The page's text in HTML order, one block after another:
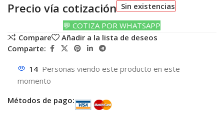
Precio vía cotización Sin existencias
💬 COTIZA POR WHATSAPP
Compare
Añadir a la lista de deseos
Comparte:
14 Personas viendo este producto en este
momento
Métodos de pago: